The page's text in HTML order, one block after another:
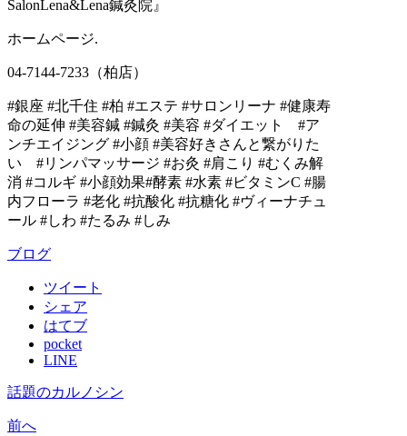
SalonLena&Lena鍼灸院』
ホームページ.
04-7144-7233（柏店）
#銀座 #北千住 #柏 #エステ #サロンリーナ #健康寿
命の延伸 #美容鍼 #鍼灸 #美容 #ダイエット #ア
ンチエイジング #小顔 #美容好きさんと繋がりた
い #リンパマッサージ #お灸 #肩こり #むくみ解
消 #コルギ #小顔効果#酵素 #水素 #ビタミンC #腸
内フローラ #老化 #抗酸化 #抗糖化 #ヴィーナチュ
ール #しわ #たるみ #しみ
ブログ
ツイート
シェア
はてブ
pocket
LINE
話題のカルノシン
前へ